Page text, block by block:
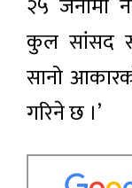
२५ जनामा
कुल सांसद
सानो
गरिने छ ।’